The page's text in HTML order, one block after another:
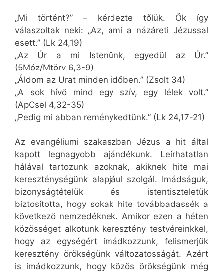
„Mi történt?” – kérdezte tőlük. Ők így
válaszoltak neki: „Az, ami a názáreti Jézussal
esett.” (Lk 24,19)
„Az Úr a mi Istenünk, egyedül az Úr.”
(5Móz/Mtörv 6,3-9)
„Áldom az Urat minden időben.” (Zsolt 34)
„A sok hívő mind egy szív, egy lélek volt.”
(ApCsel 4,32-35)
„Pedig mi abban reménykedtünk.” (Lk 24,17-21)
Az evangéliumi szakaszban Jézus a hit által
kapott legnagyobb ajándékunk. Leírhatatlan
hálával tartozunk azoknak, akiknek hite mai
kereszténységünk alapjául szolgál. Imádságuk,
bizonyságtételük és istentiszteletük
biztosította, hogy sokak hite továbbadassék a
következő nemzedéknek. Amikor ezen a héten
közösséget alkotunk keresztény testvéreinkkel,
hogy az egységért imádkozzunk, felismerjük
keresztény örökségünk változatosságát. Azért
is imádkozzunk, hogy közös örökségünk még